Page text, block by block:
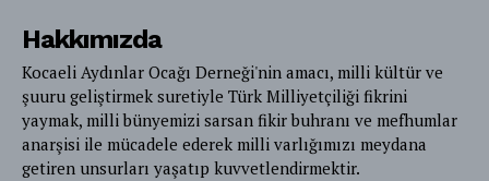
Hakkımızda
Kocaeli Aydınlar Ocağı Derneği'nin amacı, milli kültür ve
şuuru geliştirmek suretiyle Türk Milliyetçiliği fikrini
yaymak, milli bünyemizi sarsan fikir buhranı ve mefhumlar
anarşisi ile mücadele ederek milli varlığımızı meydana
getiren unsurları yaşatıp kuvvetlendirmektir.